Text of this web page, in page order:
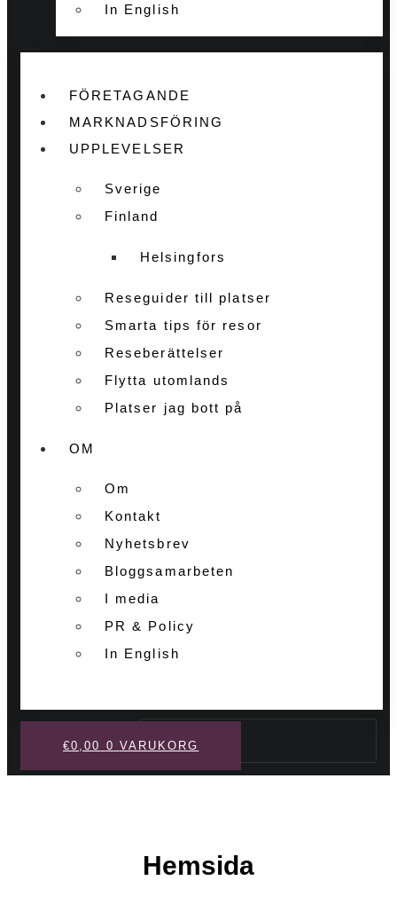
In English
FÖRETAGANDE
MARKNADSFÖRING
UPPLEVELSER
Sverige
Finland
Helsingfors
Reseguider till platser
Smarta tips för resor
Reseberättelser
Flytta utomlands
Platser jag bott på
OM
Om
Kontakt
Nyhetsbrev
Bloggsamarbeten
I media
PR & Policy
In English
Sök
€0,00 0 VARUKORG
Hemsida